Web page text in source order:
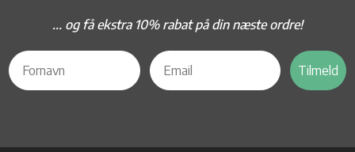
... og få ekstra 10% rabat på din næste ordre!
Tilmeld